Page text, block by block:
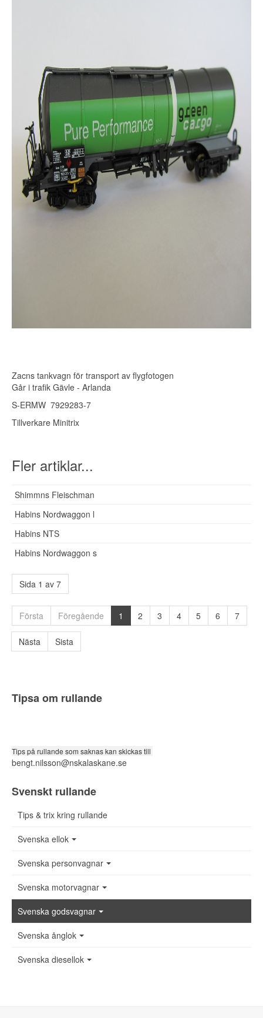
Zacns tankvagn för transport av flygfotogen
Går i trafik Gävle - Arlanda
S-ERMW 7929283-7
Tillverkare Minitrix
Fler artiklar...
Shimmns Fleischman
Habins Nordwaggon l
Habins NTS
Habins Nordwaggon s
Sida 1 av 7
Första Föregående 1 2 3 4 5 6 7
Nästa Sista
Tipsa om rullande
Tips på rullande som saknas kan skickas till
bengt.nilsson@nskalaskane.se
Svenskt rullande
Tips & trix kring rullande
Svenska ellok
Svenska personvagnar
Svenska motorvagnar
Svenska godsvagnar
Svenska ånglok
Svenska diesellok